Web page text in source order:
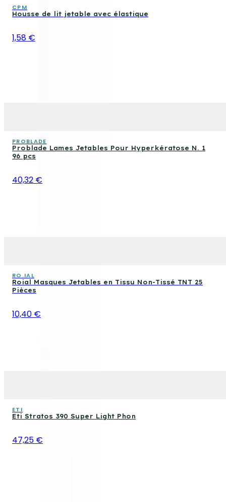
CPM
Housse de lit jetable avec élastique
1,58 €
PROBLADE
Problade Lames Jetables Pour Hyperkératose N. 1
96 pcs
40,32 €
RO.IAL
Roial Masques Jetables en Tissu Non-Tissé TNT 25
Pièces
10,40 €
ETI
Eti Stratos 390 Super Light Phon
47,25 €